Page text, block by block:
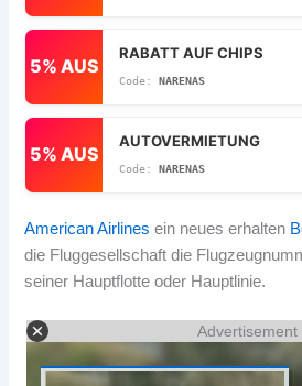
5% AUS
RABATT AUF CHIPS
NARENAS
5% AUS
AUTOVERMIETUNG
NARENAS
American Airlines ein neues erhalten
die Fluggesellschaft die
seiner Hauptflotte oder Hauptlinie.
Advertisement